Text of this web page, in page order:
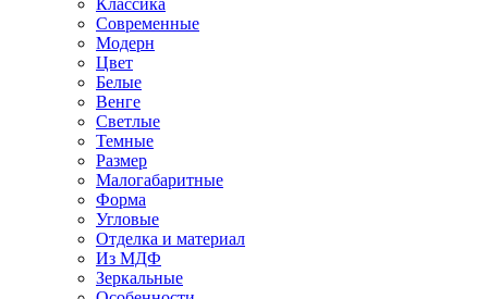
Классика
Современные
Модерн
Цвет
Белые
Венге
Светлые
Темные
Размер
Малогабаритные
Форма
Угловые
Отделка и материал
Из МДФ
Зеркальные